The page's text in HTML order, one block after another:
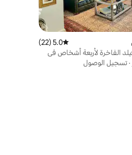
متوسط التقييم 5.0 من 5، 22 مراجعات
5.0 (22)
الفاخرة لأربعة أشخاص في
· تسجيل الوصول